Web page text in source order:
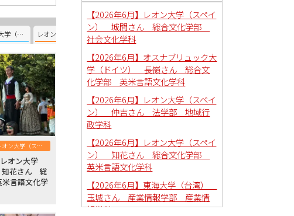
レンヌ第2大学（フランス） レオン大学（スペイン） オスナブリュック大学（ドイツ）
レオン大学（スペイン）
オン大学
知花さん 総
言語文化学
【2026年6月】レオン大学（スペイ
ン） 城間さん 総合文化学部
社会文化学科
【2026年6月】オスナブリュック大
学（ドイツ） 長嶺さん 総合文
化学部 英米言語文化学科
【2026年6月】レオン大学（スペイ
ン） 仲吉さん 法学部 地域行
政学科
【2026年6月】レオン大学（スペイ
ン） 知花さん 総合文化学部
英米言語文化学科
【2026年6月】東海大学（台湾）
玉城さん 産業情報学部 産業情
報学科